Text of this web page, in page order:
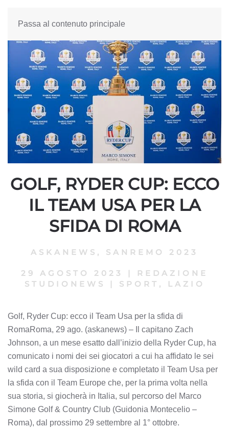
Passa al contenuto principale
GOLF, RYDER CUP: ECCO
IL TEAM USA PER LA
SFIDA DI ROMA
ASKANEWS , SANREMO 2023
29 AGOSTO 2023 |
REDAZIONE
STUDIONEWS
| SPORT, LAZIO
Golf, Ryder Cup: ecco il Team Usa per la sfida di
RomaRoma, 29 ago. (askanews) – Il capitano Zach
Johnson, a un mese esatto dall’inizio della Ryder Cup, ha
comunicato i nomi dei sei giocatori a cui ha affidato le sei
wild card a sua disposizione e completato il Team Usa per
la sfida con il Team Europe che, per la prima volta nella
sua storia, si giocherà in Italia, sul percorso del Marco
Simone Golf & Country Club (Guidonia Montecelio –
Roma), dal prossimo 29 settembre al 1° ottobre.